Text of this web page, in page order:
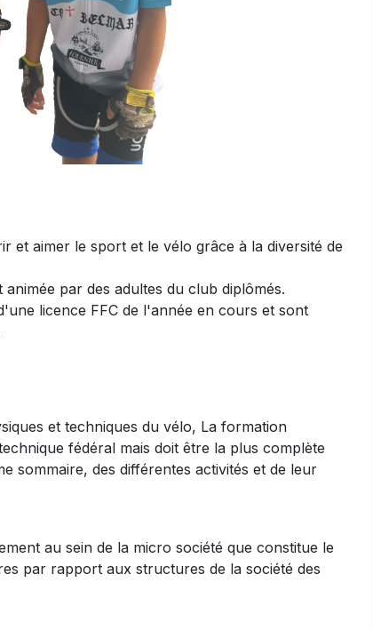
et aimer le sport et le vélo grâce à la diversité de
par des adultes du club diplômés.
licence FFC de l'année en cours et sont
et techniques du vélo, La formation
fédéral mais doit être la plus complète
sommaire, des différentes activités et de leur
au sein de la micro société que constitue le
par rapport aux structures de la société des